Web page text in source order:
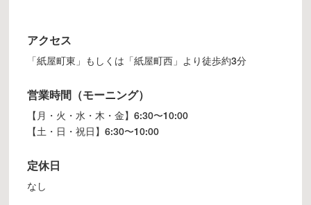
アクセス
「紙屋町東」もしくは「紙屋町西」より徒歩約3分
営業時間（モーニング）
【月・火・水・木・金】6:30〜10:00
【土・日・祝日】6:30〜10:00
定休日
なし